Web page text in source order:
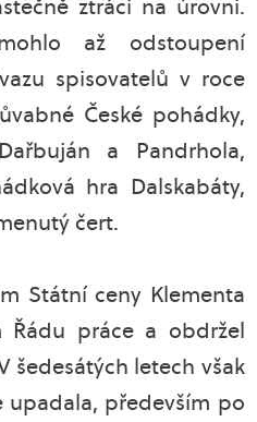
ztrácí na úrovni.
až odstoupení
spisovatelů v roce
České pohádky,
a Pandrhola,
hra Dalskabáty,
čert.
Státní ceny Klementa
Řádu práce a obdržel
šedesátých letech však
především po